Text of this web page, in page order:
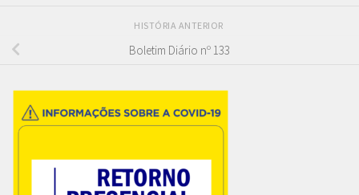
HISTÓRIA ANTERIOR
Boletim Diário nº 133